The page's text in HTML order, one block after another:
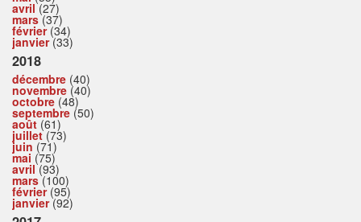
avril(27)
mars(37)
février(34)
janvier(33)
2018
décembre (40)
novembre (40)
octobre (48)
septembre (50)
août (61)
juillet(73)
juin (71)
mai (75)
avril(93)
mars(100)
février(95)
janvier(92)